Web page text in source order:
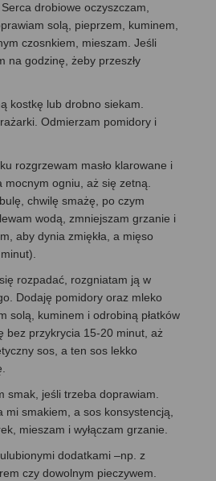
drobiowe oczyszczam,
solą, pieprzem, kuminem,
czosnkiem, mieszam. Jeśli
na godzinę, żeby przeszły
kostkę lub drobno siekam.
Odmierzam pomidory i
rozgrzewam masło klarowane i
ogniu, aż się zetną.
chwilę smażę, po czym
wodą, zmniejszam grzanie i
aby dynia zmiękła, a mięso
rozpadać, rozgniatam ją w
Dodaję pomidory oraz mleko
solą, kuminem i odrobiną płatków
bez przykrycia 15-20 minut, aż
sos, a ten sos lekko
smak, jeśli trzeba doprawiam.
mi smakiem, a sos konsystencją,
mieszam i wyłączam grzanie.
dodatkami –np. z
czy dowolnym pieczywem.